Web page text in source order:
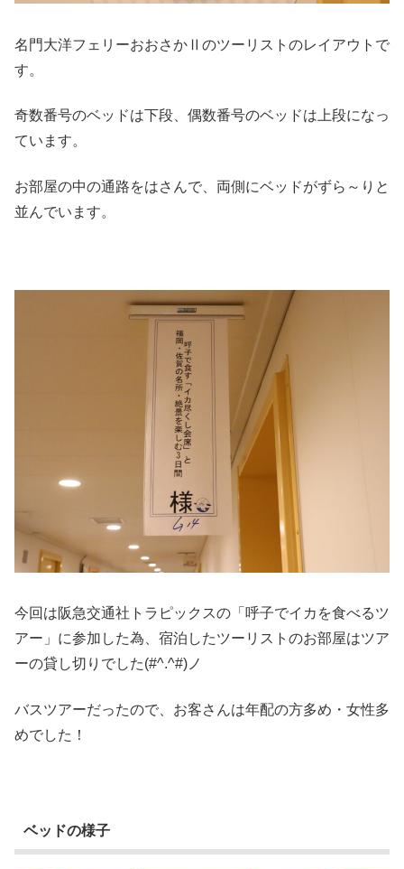
名門大洋フェリーおおさかⅡのツーリストのレイアウトで
す。
奇数番号のベッドは下段、偶数番号のベッドは上段になっ
ています。
お部屋の中の通路をはさんで、両側にベッドがずら～りと
並んでいます。
今回は阪急交通社トラピックスの「呼子でイカを食べるツ
アー」に参加した為、宿泊したツーリストのお部屋はツア
ーの貸し切りでした(#^.^#)ノ
バスツアーだったので、お客さんは年配の方多め・女性多
めでした！
ベッドの様子